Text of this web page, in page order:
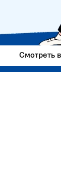
Смотреть